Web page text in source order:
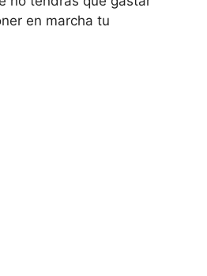
en marcha tu